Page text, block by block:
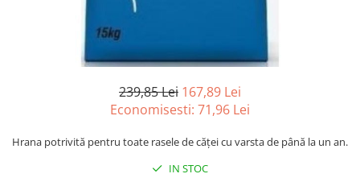
239,85 Lei 167,89 Lei
Economisesti: 71,96 Lei
Hrana potrivită pentru toate rasele de căței cu varsta de până la un an.
IN STOC